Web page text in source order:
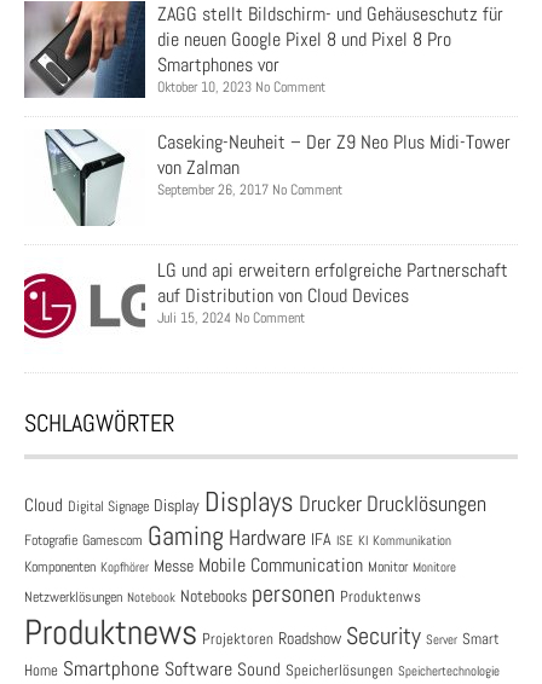
ZAGG stellt Bildschirm- und Gehäuseschutz für
die neuen Google Pixel 8 und Pixel 8 Pro
Smartphones vor
Oktober 10, 2023 No Comment
Caseking-Neuheit – Der Z9 Neo Plus Midi-Tower
von Zalman
September 26, 2017 No Comment
LG und api erweitern erfolgreiche Partnerschaft
auf Distribution von Cloud Devices
Juli 15, 2024 No Comment
SCHLAGWÖRTER
Cloud Digital Signage Display Displays Drucker Drucklösungen
Fotografie Gamescom Gaming Hardware IFA ISE KI Kommunikation
Komponenten Kopfhörer Messe Mobile Communication Monitor Monitore
Netzwerklösungen Notebook Notebooks personen Produktenws
Produktnews Projektoren Roadshow Security Server Smart
Home Smartphone Software Sound Speicherlösungen Speichertechnologie